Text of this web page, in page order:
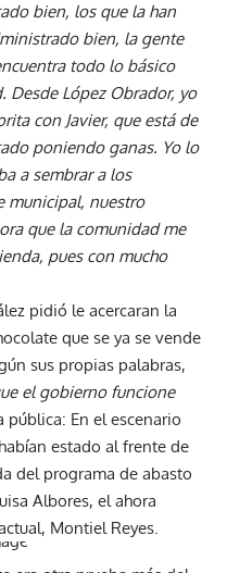
bien, los que la han
bien, la gente
todo lo básico
Desde López Obrador, yo
con Javier, que está de
poniendo ganas. Yo lo
a sembrar a los
municipal, nuestro
que la comunidad me
pues con mucho
pidió le acercaran la
que se ya se vende
sus propias palabras,
el gobierno funcione
pública: En el escenario
estado al frente de
del programa de abasto
Albores, el ahora
Montiel Reyes.